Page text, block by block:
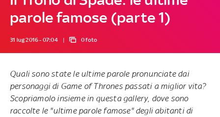
parole famose (parte 1)
31 lug 2016 - 07:04 0 foto
Quali sono state le ultime parole pronunciate dai
personaggi di Game of Thronespassati a miglior vita?
Scopriamolo insieme in questa gallery, dove sono
raccolte le "ultime parole famose" degli abitanti di